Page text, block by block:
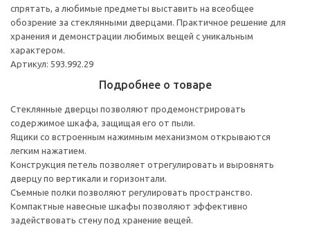
спрятать, а любимые предметы выставить на всеобщее
обозрение за стеклянными дверцами. Практичное решение для
хранения и демонстрации любимых вещей с уникальным
характером.
Артикул: 593.992.29
Подробнее о товаре
Стеклянные дверцы позволяют продемонстрировать
содержимое шкафа, защищая его от пыли.
Ящики со встроенным нажимным механизмом открываются
легким нажатием.
Конструкция петель позволяет отрегулировать и выровнять
дверцу по вертикали и горизонтали.
Съемные полки позволяют регулировать пространство.
Компактные навесные шкафы позволяют эффективно
задействовать стену под хранение вещей.